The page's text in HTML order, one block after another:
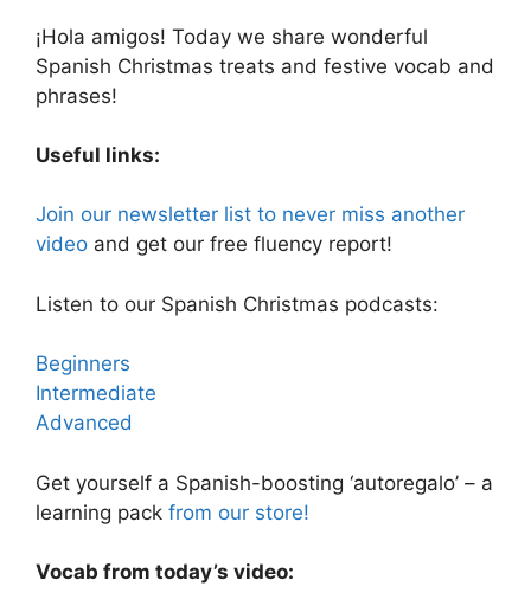
¡Hola amigos! Today we share wonderful
Spanish Christmas treats and festive vocab and
phrases!
Useful links:
Join our newsletter list to never miss another
video and get our free fluency report!
Listen to our Spanish Christmas podcasts:
Beginners
Intermediate
Advanced
Get yourself a Spanish-boosting ‘autoregalo’ – a
learning pack from our store!
Vocab from today’s video: